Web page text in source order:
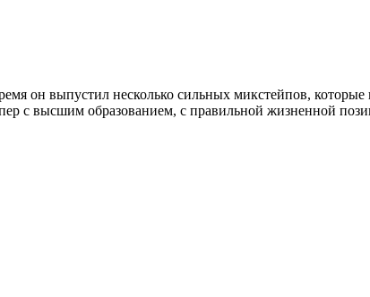
он выпустил несколько сильных микстейпов,
с высшим образованием, с правильной жизненной